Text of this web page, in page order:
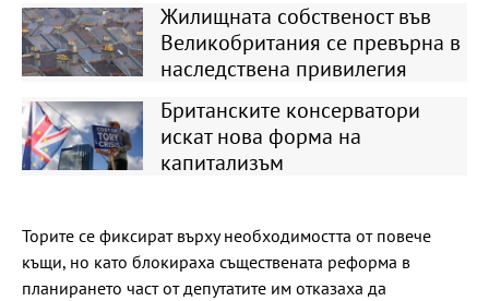
Жилищната собственост във
Великобритания се превърна в
наследствена привилегия
Британските консерватори
искат нова форма на
капитализъм
Торите се фиксират върху необходимостта от повече
къщи, но като блокираха съществената реформа в
планирането част от депутатите им отказаха да